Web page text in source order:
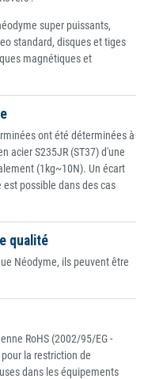
super puissants,
standard, disques et tiges
magnétiques et
ont été déterminées à
acier S235JR (ST37) d'une
(1kg~10N). Un écart
est possible dans des cas
qualité
Néodyme, ils peuvent être
RoHS (2002/95/EG -
la restriction de
dans les équipements